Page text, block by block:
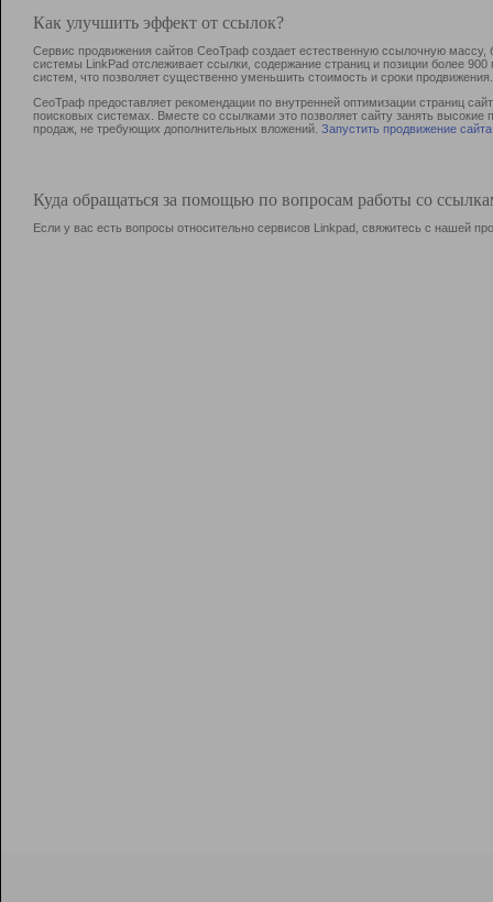
Как улучшить эффект от ссылок?
Сервис продвижения сайтов СеоТраф создает естественную ссылочную
системы LinkPad отслеживает ссылки, содержание страниц и позиции более
систем, что позволяет существенно уменьшить стоимость и сроки продвижения.
СеоТраф предоставляет рекомендации по внутренней оптимизации страниц
поисковых системах. Вместе со ссылками это позволяет сайту занять
продаж, не требующих дополнительных вложений. Запустить продвижение сайта
Куда обращаться за помощью по вопросам работы со
Если у вас есть вопросы относительно сервисов Linkpad, свяжитесь с нашей